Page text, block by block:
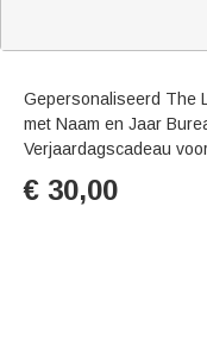
Gepersonaliseerd The
met Naam en Jaar
Verjaardagscadeau
€ 30,00